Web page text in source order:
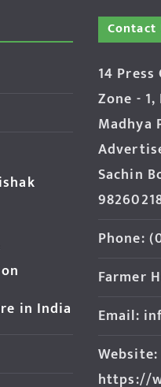
in India
Contact
14
Zone - 1,
Madhya
Sachin
Phone:
Farmer
Email:
Website:
https://